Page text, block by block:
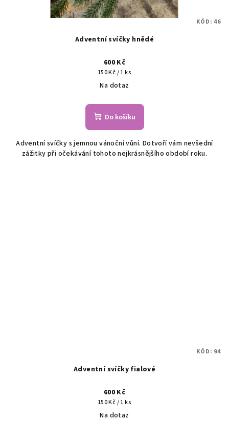
Adventní svíčky hnědé
600 Kč
Měrná
cena:
150 Kč / 1 ks
Na dotaz
Do košíku
Adventní svíčky s jemnou vánoční vůní. Dotvoří vám nevšední
zážitky při očekávání tohoto nejkrásnějšího období roku.
KÓD:46
Adventní svíčky fialové
600 Kč
Měrná
cena:
150 Kč / 1 ks
Na dotaz
KÓD: 94